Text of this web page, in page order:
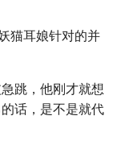
猫耳娘针对的并
跳，他刚才就想
话，是不是就代